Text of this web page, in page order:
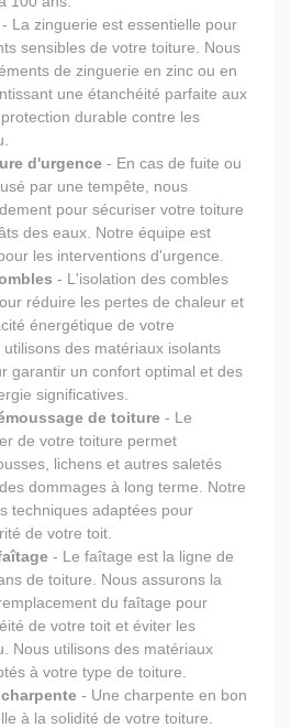
- La zinguerie est essentielle pour
sensibles de votre toiture. Nous
de zinguerie en zinc ou en
une étanchéité parfaite aux
durable contre les
d'urgence - En cas de fuite ou
par une tempête, nous
pour sécuriser votre toiture
des eaux. Notre équipe est
les interventions d'urgence.
- L'isolation des combles
réduire les pertes de chaleur et
énergétique de votre
des matériaux isolants
garantir un confort optimal et des
significatives.
de toiture - Le
de votre toiture permet
lichens et autres saletés
dommages à long terme. Notre
techniques adaptées pour
de votre toit.
- Le faîtage est la ligne de
de toiture. Nous assurons la
du faîtage pour
de votre toit et éviter les
Nous utilisons des matériaux
à votre type de toiture.
- Une charpente en bon
à la solidité de votre toiture.